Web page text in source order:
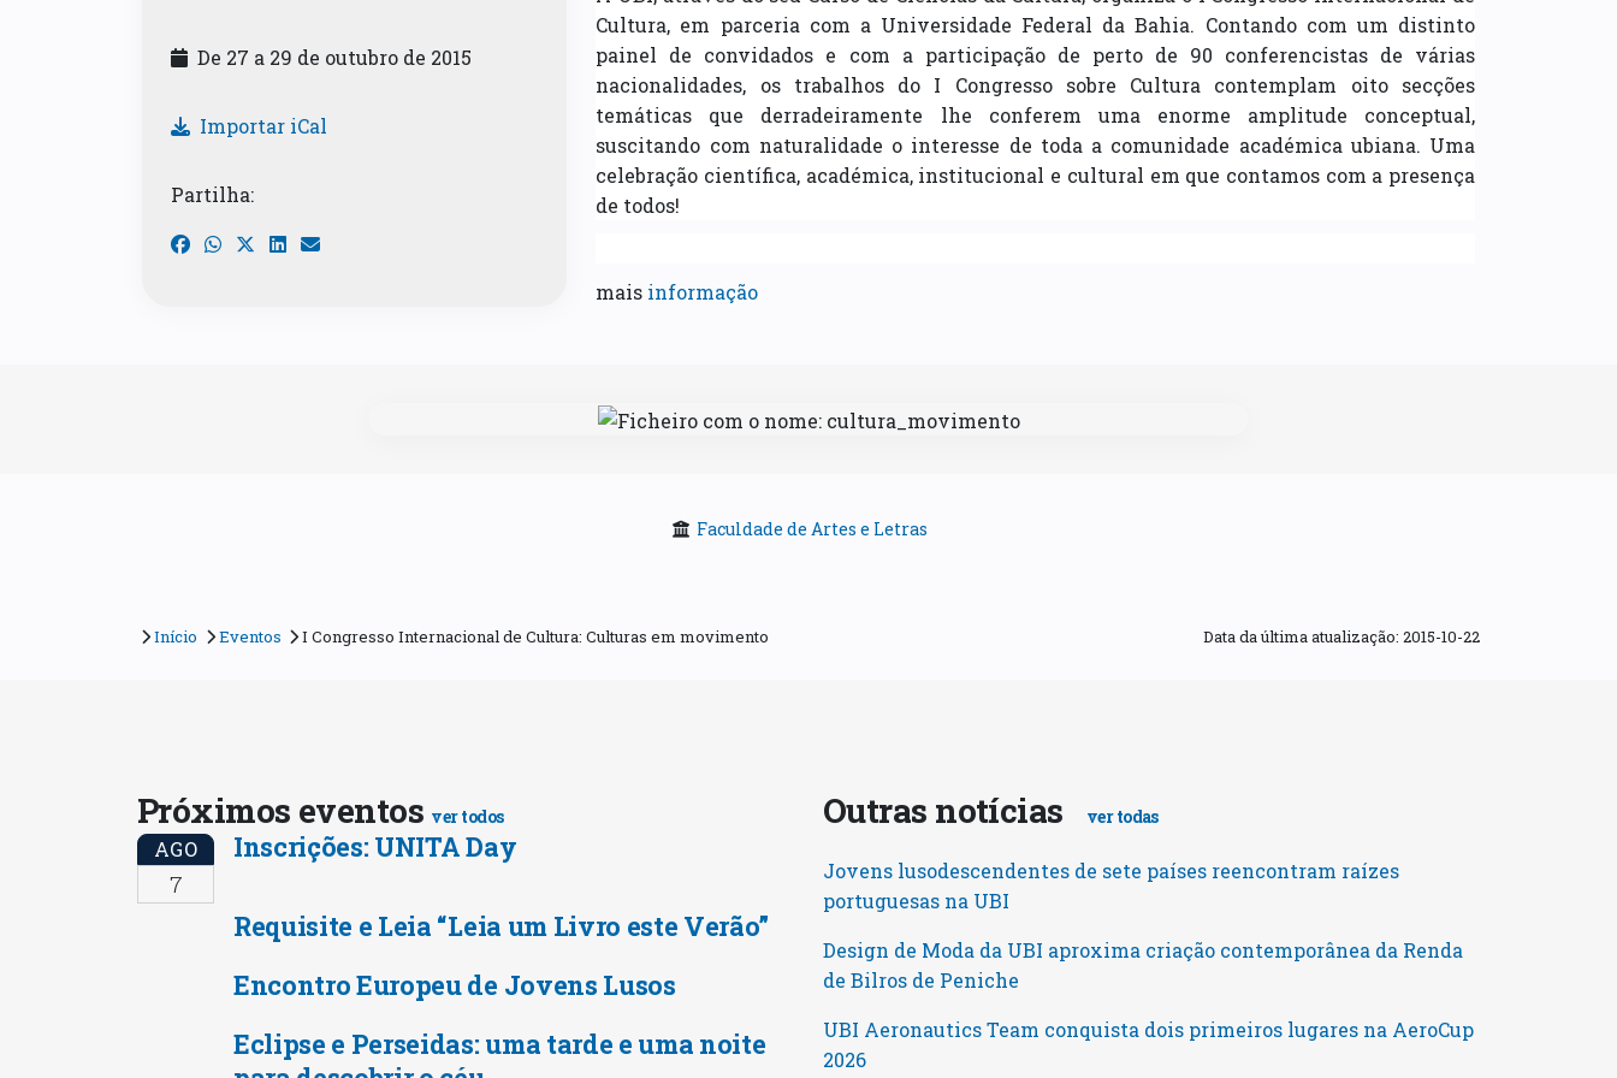
De 27 a 29 de outubro de 2015
Importar iCal
Partilha:
Cultura, em parceria com a Universidade Federal da Bahia. Contando com um distinto
painel de convidados e com a participação de perto de 90 conferencistas de várias
nacionalidades, os trabalhos do I Congresso sobre Cultura contemplam oito secções
temáticas que derradeiramente lhe conferem uma enorme amplitude conceptual,
suscitando com naturalidade o interesse de toda a comunidade académica ubiana. Uma
celebração científica, académica, institucional e cultural em que contamos com a presença
de todos!
mais informação
Faculdade de Artes e Letras
Início Eventos I Congresso Internacional de Cultura: Culturas em movimento Data da última atualização: 2015-10-22
Próximos eventos ver todos
AGO
7
Inscrições: UNITA Day
Requisite e Leia “Leia um Livro este Verão”
Encontro Europeu de Jovens Lusos
Eclipse e Perseidas: uma tarde e uma noite
Outras notícias ver todas
Jovens lusodescendentes de sete países reencontram raízes
portuguesas na UBI
Design de Moda da UBI aproxima criação contemporânea da Renda
de Bilros de Peniche
UBI Aeronautics Team conquista dois primeiros lugares na AeroCup
2026